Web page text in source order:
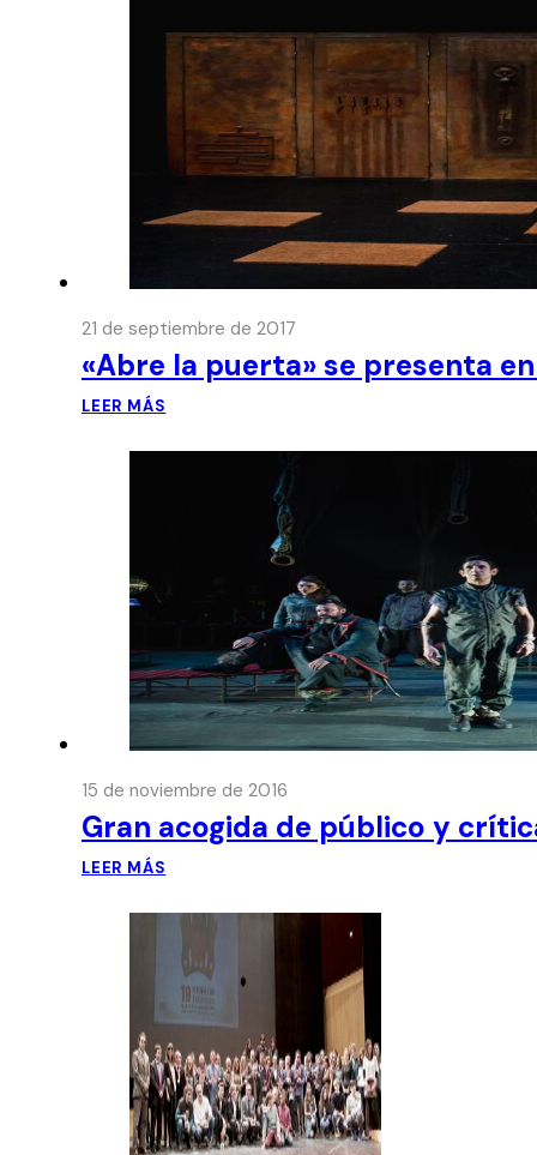
21 de septiembre de 2017
«Abre la puerta» se presenta
LEER MÁS
15 de noviembre de 2016
Gran acogida de público y
LEER MÁS